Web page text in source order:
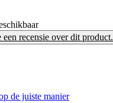
een recensie over dit product.
de juiste manier